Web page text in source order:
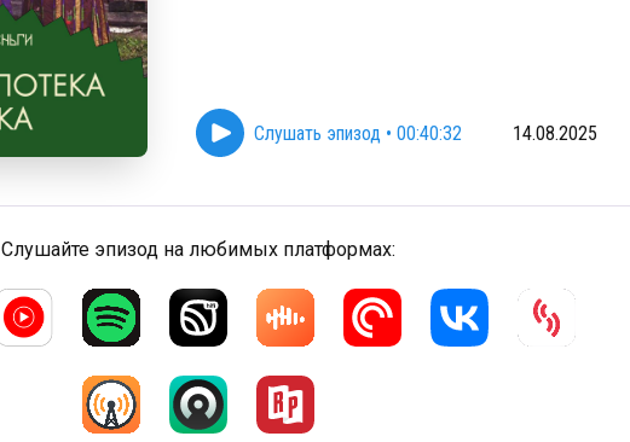
Слушать эпизод • 00:40:32 14.08.2025
Слушайте эпизод на любимых платформах: